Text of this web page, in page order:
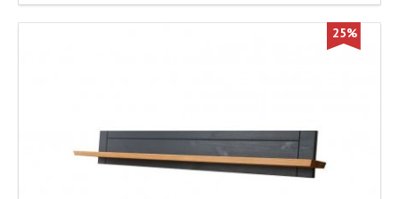
25%